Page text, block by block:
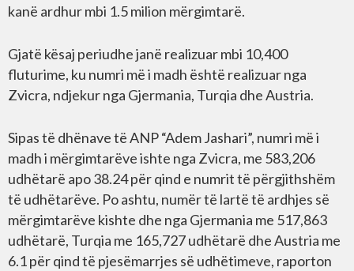
kanë ardhur mbi 1.5 milion mërgimtarë.
Gjatë kësaj periudhe janë realizuar mbi 10,400
fluturime, ku numri më i madh është realizuar nga
Zvicra, ndjekur nga Gjermania, Turqia dhe Austria.
Sipas të dhënave të ANP “Adem Jashari”, numri më i
madh i mërgimtarëve ishte nga Zvicra, me 583,206
udhëtarë apo 38.24 për qind e numrit të përgjithshëm
të udhëtarëve. Po ashtu, numër të lartë të ardhjes së
mërgimtarëve kishte dhe nga Gjermania me 517,863
udhëtarë, Turqia me 165,727 udhëtarë dhe Austria me
6.1 për qind të pjesëmarrjes së udhëtimeve, raporton